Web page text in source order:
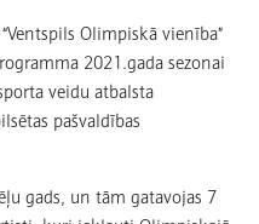
Olimpiskā vienība”
2021.gada sezonai
veidu atbalsta
pašvaldības
gads, un tām gatavojas 7